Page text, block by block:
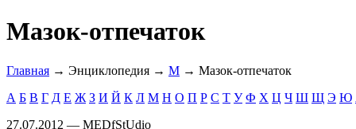
Мазок-отпечаток
Главная → Энциклопедия → М → Мазок-отпечаток
А Б В Г Д Е Ж З И Й К Л М Н О П Р С Т У Ф Х Ц Ч Ш Щ Э Ю
27.07.2012 — MEDfStUdio